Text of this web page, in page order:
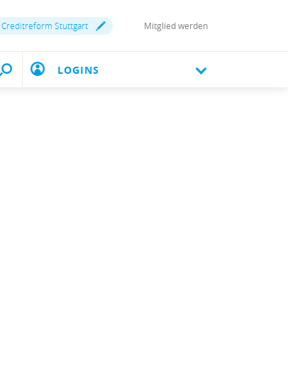
Creditreform Stuttgart Mitglied werden
LOGINS